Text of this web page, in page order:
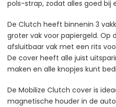
pols-strap, zodat alles goed bij
De Clutch heeft binnenin 3
groter vak voor papiergeld. Op
afsluitbaar vak met een rits
De cover heeft alle juist
maken en alle knopjes kunt
De Mobilize Clutch cover is
magnetische houder in de